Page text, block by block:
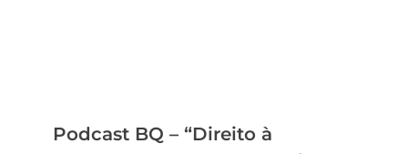
Podcast BQ – “Direito à